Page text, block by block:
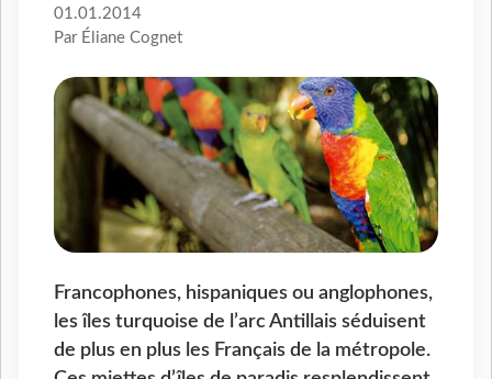
01.01.2014
Par Éliane Cognet
Francophones, hispaniques ou anglophones,
les îles turquoise de l’arc Antillais séduisent
de plus en plus les Français de la métropole.